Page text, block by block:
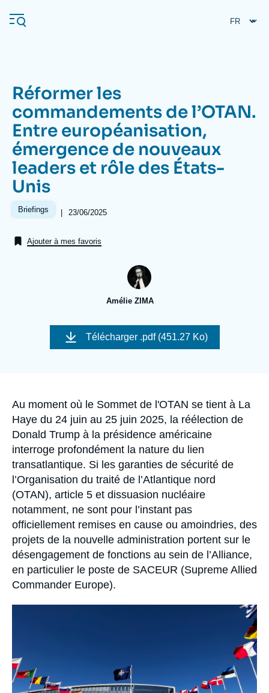
au
contenu
Navigation
principale
L'Ifri
Analyses
Événements
Se connecter
Nous soutenir
À propos de l'Ifri
L'Ifri en bref
Réformer les
commandements de l’OTAN.
Entre européanisation,
émergence de nouveaux
leaders et rôle des États-
Unis
Briefings |
Date
publication
23/06/2025
Ajouter à mes favoris
Amélie ZIMA
Image
couverture
Télécharger .pdf (451.27 Ko)
Accroche
Au moment où le Sommet de l'OTAN se tient à La
Haye du 24 juin au 25 juin 2025, la réélection de
Donald Trump à la présidence américaine
interroge profondément la nature du lien
transatlantique. Si les garanties de sécurité de
l’Organisation du traité de l’Atlantique nord
(OTAN), article 5 et dissuasion nucléaire
notamment, ne sont pour l’instant pas
officiellement remises en cause ou amoindries, des
projets de la nouvelle administration portent sur le
désengagement de fonctions au sein de l’Alliance,
en particulier le poste de SACEUR (Supreme Allied
Commander Europe).